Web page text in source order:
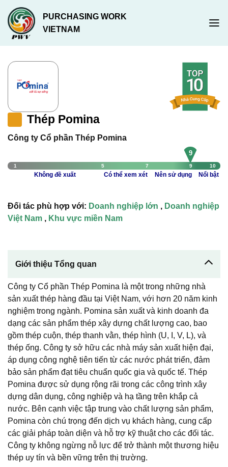
Chuyển
đến
nội
dung
PURCHASING WORK
VIETNAM
Thép Pomina
Công ty Cổ phần Thép Pomina
1 5 7 9 10
Không đề xuất Có thể xem xét Nên sử dụng Nổi bật
9
Đối tác phù hợp với: Doanh nghiệp lớn , Doanh nghiệp
Việt Nam , Khu vực miền Nam
Giới thiệu Tổng quan
Công ty Cổ phần Thép Pomina là một trong những nhà
sản xuất thép hàng đầu tại Việt Nam, với hơn 20 năm kinh
nghiệm trong ngành. Pomina sản xuất và kinh doanh đa
dạng các sản phẩm thép xây dựng chất lượng cao, bao
gồm thép cuộn, thép thanh vằn, thép hình (U, I, V, L), và
thép ống. Công ty sở hữu các nhà máy sản xuất hiện đại,
áp dụng công nghệ tiên tiến từ các nước phát triển, đảm
bảo sản phẩm đạt tiêu chuẩn quốc gia và quốc tế. Thép
Pomina được sử dụng rộng rãi trong các công trình xây
dựng dân dụng, công nghiệp và hạ tầng trên khắp cả
nước. Bên cạnh việc tập trung vào chất lượng sản phẩm,
Pomina còn chú trọng đến dịch vụ khách hàng, cung cấp
các giải pháp toàn diện và hỗ trợ kỹ thuật cho các đối tác.
Công ty không ngừng nỗ lực để trở thành một thương hiệu
thép uy tín và bền vững trên thị trường.